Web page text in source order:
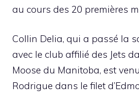
au cours des 20 premières
Collin Delia, qui a passé la
avec le club affilié des Jets
Moose du Manitoba, est
Rodrigue dans le filet